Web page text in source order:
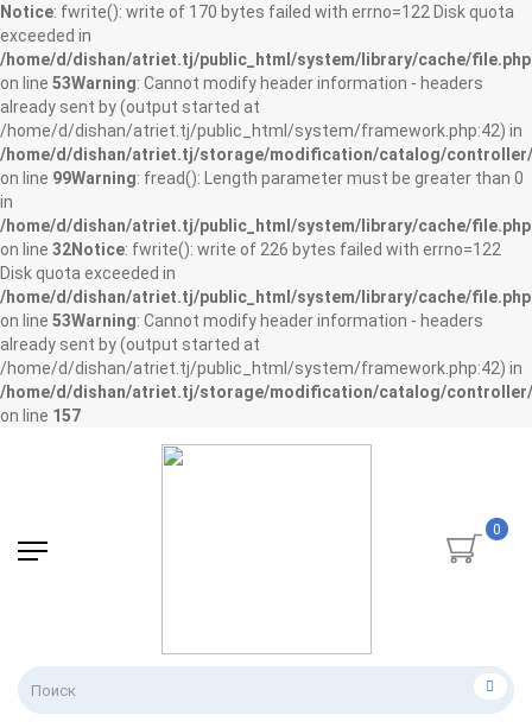
Notice: fwrite(): write of 170 bytes failed with errno=122 Disk quota
exceeded in
/home/d/dishan/atriet.tj/public_html/system/library/cache/file.php
on line 53Warning: Cannot modify header information - headers
already sent by (output started at
/home/d/dishan/atriet.tj/public_html/system/framework.php:42) in
/home/d/dishan/atriet.tj/storage/modification/catalog/
on line 99Warning: fread(): Length parameter must be greater than 0
in
/home/d/dishan/atriet.tj/public_html/system/library/cache/file.php
on line 32Notice: fwrite(): write of 226 bytes failed with errno=122
Disk quota exceeded in
/home/d/dishan/atriet.tj/public_html/system/library/cache/file.php
on line 53Warning: Cannot modify header information - headers
already sent by (output started at
/home/d/dishan/atriet.tj/public_html/system/framework.php:42) in
/home/d/dishan/atriet.tj/storage/modification/catalog/
on line 157
0